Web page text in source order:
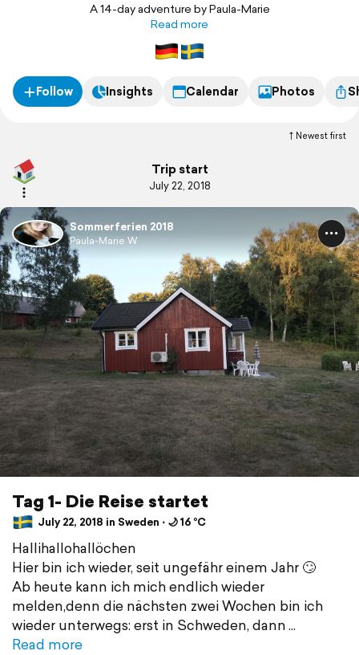
A 14-day adventure by Paula-Marie
Read more
Follow Insights Calendar Photos
Newest first
Trip start
July 22, 2018
Sommerferien 2018
Paula-Marie W
Tag 1- Die Reise startet
July 22, 2018 in Sweden ⋅ 🌙 16 °C
Hallihallohallöchen
Hier bin ich wieder, seit ungefähr einem Jahr 🙄
Ab heute kann ich mich endlich wieder
melden,denn die nächsten zwei Wochen bin ich
wieder unterwegs: erst in Schweden, dann
Read more